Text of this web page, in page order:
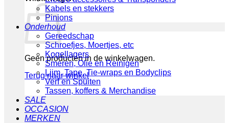
Geen producten in de winkelwagen.
Terug naar winkel
Kabels en stekkers
Pinions
Onderhoud
Gereedschap
Schroefjes, Moertjes, etc
Kogellagers
Smeren, Olie en Reinigen
Lijm, Tape, Tie-wraps en Bodyclips
Verf en Spuiten
Tassen, koffers & Merchandise
SALE
OCCASION
MERKEN